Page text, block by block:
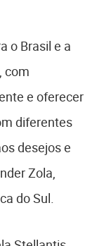
o Brasil e a
com
e oferecer
diferentes
desejos e
Zola,
do Sul.